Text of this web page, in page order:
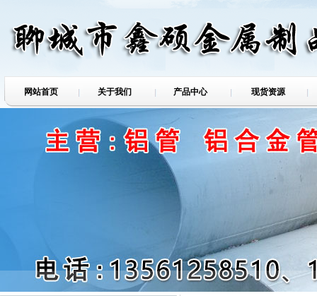
网站首页 关于我们 产品中心 现货资源